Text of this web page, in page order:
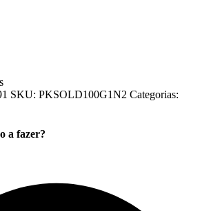
SKU: PKSOLD100G1N2 Categorias:
a fazer?